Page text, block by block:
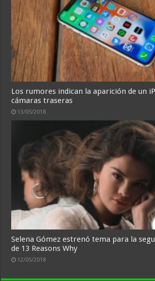
Los rumores indican la aparición de un
cámaras traseras
13/05/2018
Selena Gómez estrenó tema para la
de 13 Reasons Why
12/05/2018